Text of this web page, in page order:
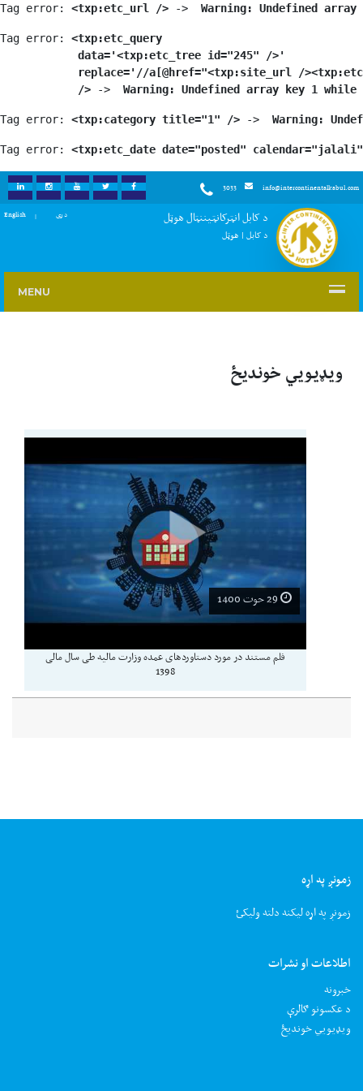
Tag error: <txp:etc_url /> -> Warning: Undefined
Tag error: <txp:etc_query
            data='<txp:etc_tree id="245" />'
replace='//a[@href="<txp:site_url /
            />
-> Warning: Undefined array key 1
Tag error: <txp:category title="1" /> -> Warning:
Tag error: <txp:etc_date date="posted" calendar="jalali"
3033 info@intercontinentalkabul.com
FACEBOOK
TWITTER
YOUTUBE
INSTAGRAM
دری
English د کابل انټرکانټیننټال هوټل
د کابل | هوټل
MENU
ويډيويي خونديځ
29 حوت 1400
فلم مستند در مورد دستاوردهای عمده وزارت مالیه طی سال مالی
1398
زمونږ په اړه
زمونږ په اړه لیکنه دلته ولیکئ
اطلاعات او نشرات
خبرونه
د عکسونو ګالرې
ويډيويي خونديځ